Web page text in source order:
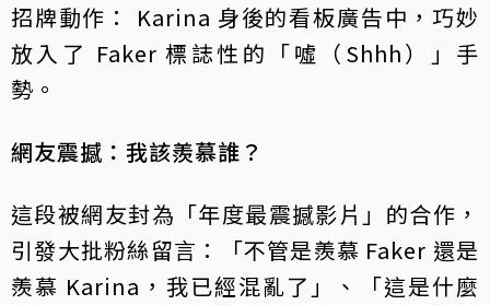
招牌動作： Karina 身後的看板廣告中，巧妙
放入了 Faker 標誌性的「噓（Shhh）」手
勢。
網友震撼：我該羨慕誰？
這段被網友封為「年度最震撼影片」的合作，
引發大批粉絲留言：「不管是羨慕 Faker 還是
羨慕 Karina，我已經混亂了」、「這是什麼